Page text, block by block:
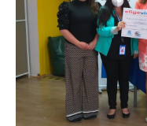
Sorteo
“Encuesta
Juventud
y
Bienestar